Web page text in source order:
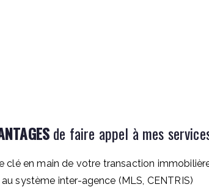
de faire appel à mes
clé en main de votre transaction
système inter-agence (MLS, CENTRIS)